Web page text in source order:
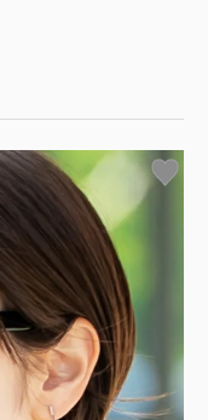
る大きめタ